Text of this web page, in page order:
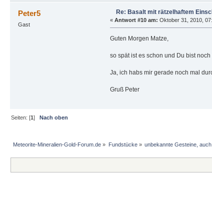
Peter5
Gast
Re: Basalt mit rätzelhaftem
« Antwort #10 am: Oktober 31, 2010,
Guten Morgen Matze,
so spät ist es schon und Du bist
Ja, ich habs mir gerade noch mal
Gruß Peter
Seiten: [1]Nach oben
Meteorite-Mineralien-Gold-Forum.de » Fundstücke» unbekannte Gesteine,